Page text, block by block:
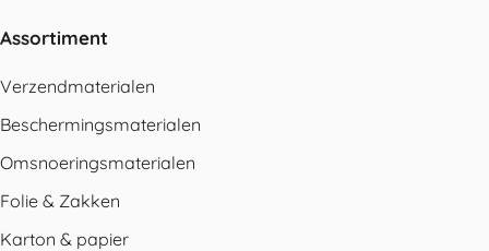
Assortiment
Verzendmaterialen
Beschermingsmaterialen
Omsnoeringsmaterialen
Folie & Zakken
Karton & papier